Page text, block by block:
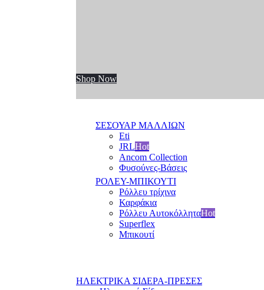
Shop Now
ΣΕΣΟΥΑΡ ΜΑΛΛΙΩΝ
Eti
JRLHot
Ancom Collection
Φυσούνες-Βάσεις
ΡΟΛΕΥ-ΜΠΙΚΟΥΤΙ
Ρόλλευ τρίχινα
Καρφάκια
Ρόλλευ ΑυτοκόλληταHot
Superflex
Μπικουτί
ΗΛΕΚΤΡΙΚΑ ΣΙΔΕΡΑ-ΠΡΕΣΕΣ